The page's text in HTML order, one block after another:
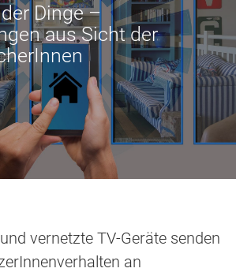
Dinge –
aus Sicht der
vernetzte TV-Geräte senden
an